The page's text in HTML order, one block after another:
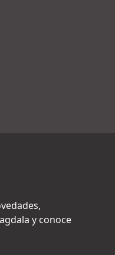
y conoce